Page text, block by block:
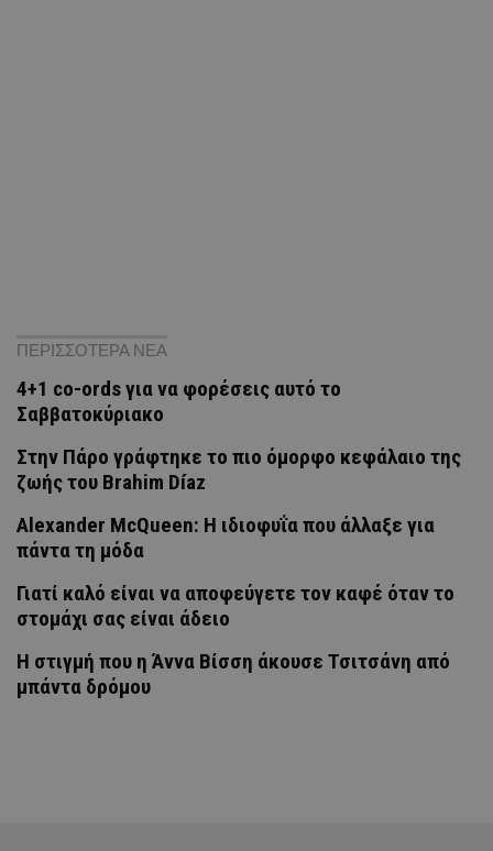
ΠΕΡΙΣΣΟΤΕΡΑ ΝΕΑ
4+1 co-ords για να φορέσεις αυτό το
Σαββατοκύριακο
Στην Πάρο γράφτηκε το πιο όμορφο κεφάλαιο της
ζωής του Brahim Díaz
Alexander McQueen: Η ιδιοφυΐα που άλλαξε για
πάντα τη μόδα
Γιατί καλό είναι να αποφεύγετε τον καφέ όταν το
στομάχι σας είναι άδειο
H στιγμή που η Άννα Βίσση άκουσε Τσιτσάνη από
μπάντα δρόμου